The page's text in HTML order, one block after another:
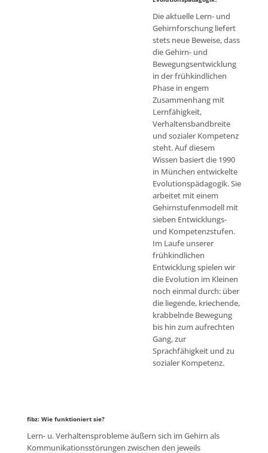
Die aktuelle Lern- und
Gehirnforschung liefert
stets neue Beweise, dass
die Gehirn- und
Bewegungsentwicklung
in der frühkindlichen
Phase in engem
Zusammenhang mit
Lernfähigkeit,
Verhaltensbandbreite
und sozialer Kompetenz
steht. Auf diesem
Wissen basiert die 1990
in München entwickelte
Evolutionspädagogik. Sie
arbeitet mit einem
Gehirnstufenmodell mit
sieben Entwicklungs-
und Kompetenzstufen.
Im Laufe unserer
frühkindlichen
Entwicklung spielen wir
die Evolution im Kleinen
noch einmal durch: über
die liegende, kriechende,
krabbelnde Bewegung
bis hin zum aufrechten
Gang, zur
Sprachfähigkeit und zu
sozialer Kompetenz.
fibz: Wie funktioniert sie?
Lern- u. Verhaltensprobleme äußern sich im Gehirn als
Kommunikationsstörungen zwischen den jeweils